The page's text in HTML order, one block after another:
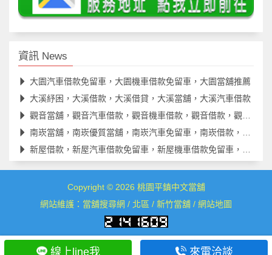
資訊 News
大園汽車借款免留車，大園機車借款免留車，大園當舖推薦
大溪紓困，大溪借款，大溪借貸，大溪當舖，大溪汽車借款
觀音當舖，觀音汽車借款，觀音機車借款，觀音借款，觀音借錢
南崁當舖，南崁優質當舖，南崁汽車免留車，南崁借款，南崁借貸
新屋借款，新屋汽車借款免留車，新屋機車借款免留車，新屋借款
Copyright © 2026 桃園平鎮中文當舖
網站維護： 當舖搜尋網 / 北區 / 新竹當舖 / 網站地圖
線上line我 來電洽談